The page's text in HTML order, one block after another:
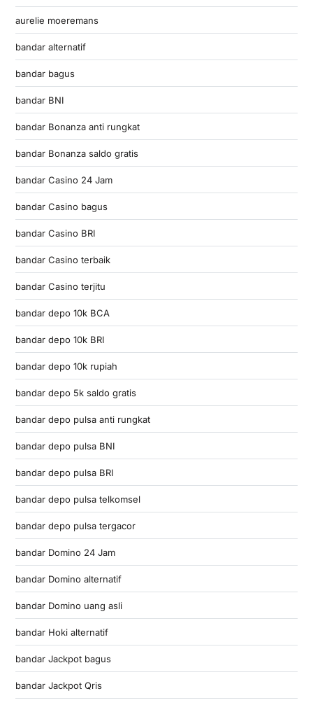
aurelie moeremans
bandar alternatif
bandar bagus
bandar BNI
bandar Bonanza anti rungkat
bandar Bonanza saldo gratis
bandar Casino 24 Jam
bandar Casino bagus
bandar Casino BRI
bandar Casino terbaik
bandar Casino terjitu
bandar depo 10k BCA
bandar depo 10k BRI
bandar depo 10k rupiah
bandar depo 5k saldo gratis
bandar depo pulsa anti rungkat
bandar depo pulsa BNI
bandar depo pulsa BRI
bandar depo pulsa telkomsel
bandar depo pulsa tergacor
bandar Domino 24 Jam
bandar Domino alternatif
bandar Domino uang asli
bandar Hoki alternatif
bandar Jackpot bagus
bandar Jackpot Qris